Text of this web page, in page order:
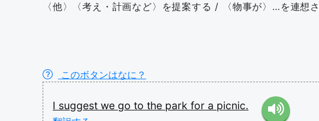
〈他〉〈考え・計画など〉を提案する / 〈物事が〉…を連想
このボタンはなに？
I suggest we go to the park for a picnic.